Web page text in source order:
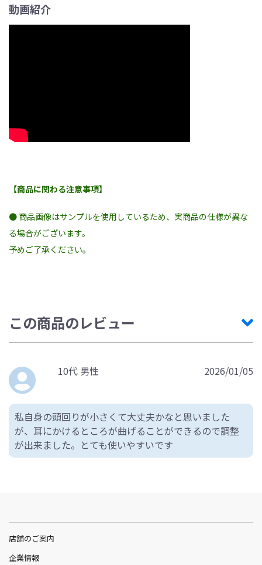
動画紹介
【商品に関わる注意事項】
● 商品画像はサンプルを使用しているため、実商品の仕様が異な
る場合がございます。
予めご了承ください。
この商品のレビュー
10代 男性 2026/01/05
私自身の頭回りが小さくて大丈夫かなと思いました
が、耳にかけるところが曲げることができるので調整
が出来ました。とても使いやすいです
店舗のご案内
企業情報